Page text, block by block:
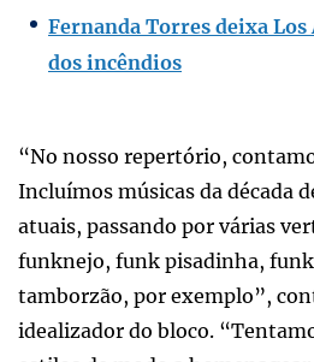
Fernanda Torres deixa Los
dos incêndios
“No nosso repertório,
Incluímos músicas da década
atuais, passando por várias
funknejo, funk pisadinha,
tamborzão, por exemplo”,
idealizador do bloco.